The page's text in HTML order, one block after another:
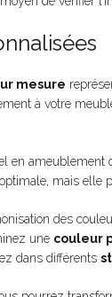
mesure
à votre
en ameublement
mais elle
des
une couleur
dans différents